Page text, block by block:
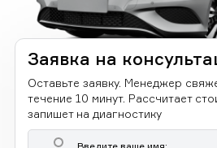
Заявка на
Оставьте заявку. Менеджер
течение 10 минут. Рассчитает
запишет на диагностику